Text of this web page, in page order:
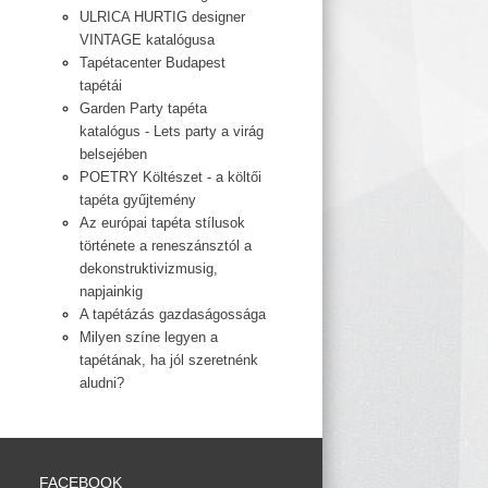
ULRICA HURTIG designer
VINTAGE katalógusa
Tapétacenter Budapest
tapétái
Garden Party tapéta
katalógus - Lets party a virág
belsejében
POETRY Költészet - a költői
tapéta gyűjtemény
Az európai tapéta stílusok
története a reneszánsztól a
dekonstruktivizmusig,
napjainkig
A tapétázás gazdaságossága
Milyen színe legyen a
tapétának, ha jól szeretnénk
aludni?
FACEBOOK